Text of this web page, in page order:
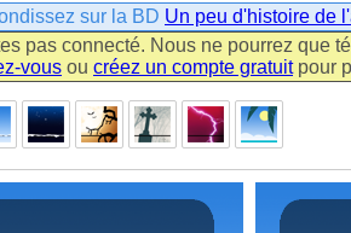
sur la BD Un peu d'histoire de
pas connecté. Nous ne pourrez que
vous ou créez un compte gratuitpour